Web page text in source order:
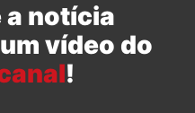
a notícia
vídeo do
!